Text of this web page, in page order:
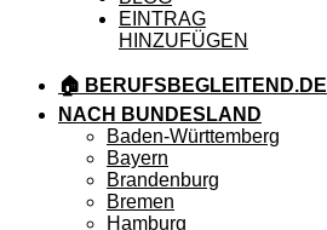
EINTRAG
HINZUFÜGEN
🏠 BERUFSBEGLEITEND.DE
NACH BUNDESLAND
Baden-Württemberg
Bayern
Brandenburg
Bremen
Hamburg